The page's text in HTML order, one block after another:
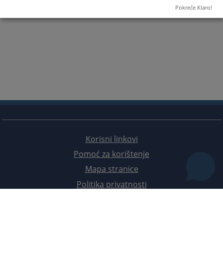
Korisni linkovi
Pomoć za korištenje
Mapa stranice
Politika privatnosti
Pokreće Klaro!